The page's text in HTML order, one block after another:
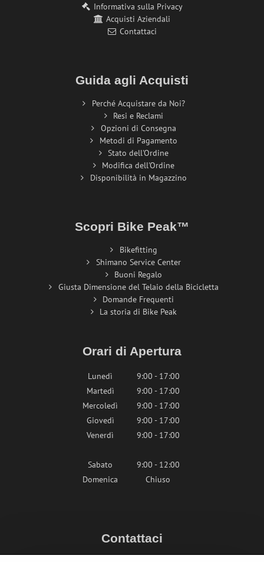
Informativa sulla Privacy
Acquisti Aziendali
Contattaci
Guida agli Acquisti
Perché Acquistare da Noi?
Resi e Reclami
Opzioni di Consegna
Metodi di Pagamento
Stato dell'Ordine
Modifica dell'Ordine
Disponibilità in Magazzino
Scopri Bike Peak™
Bikefitting
Shimano Service Center
Buoni Regalo
Giusta Dimensione del Telaio della Bicicletta
Domande Frequenti
La storia di Bike Peak
Orari di Apertura
Lunedì
9:00 - 17:00
Martedì
9:00 - 17:00
Mercoledì
9:00 - 17:00
Giovedì
9:00 - 17:00
Venerdì
9:00 - 17:00
Sabato
9:00 - 12:00
Domenica
Chiuso
Contattaci